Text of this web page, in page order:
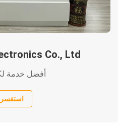
Co., Ltd.
أفضل خدمة
استفسر